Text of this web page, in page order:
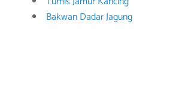
Bakwan Dadar Jagung